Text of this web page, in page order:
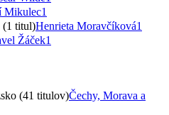
Mikulec1
(1 titul)Henrieta Moravčíková1
Žáček1
(41 titulov)Čechy, Morava a